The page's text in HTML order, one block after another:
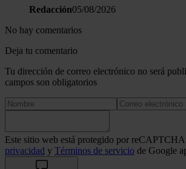
Redacción05/08/2026
No hay comentarios
Deja tu comentario
Tu dirección de correo electrónico no será
campos son obligatorios
Este sitio web está protegido por
privacidad y Términos de servicio de Google